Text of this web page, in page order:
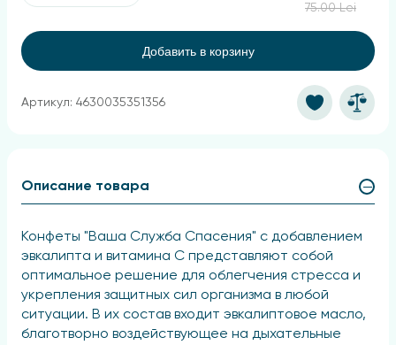
75.00 Lei
Добавить в корзину
Артикул: 4630035351356
Описание товара
Конфеты "Ваша Служба Спасения" с добавлением
эвкалипта и витамина С представляют собой
оптимальное решение для облегчения стресса и
укрепления защитных сил организма в любой
ситуации. В их состав входит эвкалиптовое масло,
благотворно воздействующее на дыхательные